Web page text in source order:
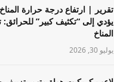
تقرير | ارتفاع درجة حرارة
يؤدي إلى “تكثيف كبير” للحرائق:
المناخ
يوليو 30, 2026